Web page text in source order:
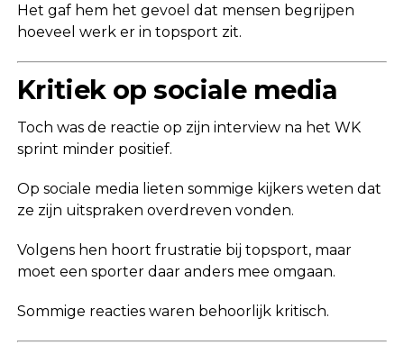
Het gaf hem het gevoel dat mensen begrijpen
hoeveel werk er in topsport zit.
Kritiek op sociale media
Toch was de reactie op zijn interview na het WK
sprint minder positief.
Op sociale media lieten sommige kijkers weten dat
ze zijn uitspraken overdreven vonden.
Volgens hen hoort frustratie bij topsport, maar
moet een sporter daar anders mee omgaan.
Sommige reacties waren behoorlijk kritisch.